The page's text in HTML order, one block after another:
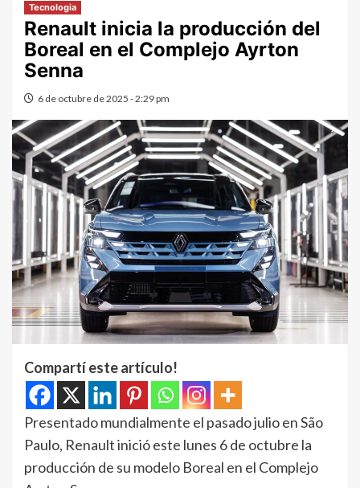
Tecnologia
Renault inicia la producción del
Boreal en el Complejo Ayrton
Senna
6 de octubre de 2025 - 2:29 pm
Compartí este artículo!
Presentado mundialmente el pasado julio en São
Paulo, Renault inició este lunes 6 de octubre la
producción de su modelo Boreal en el Complejo